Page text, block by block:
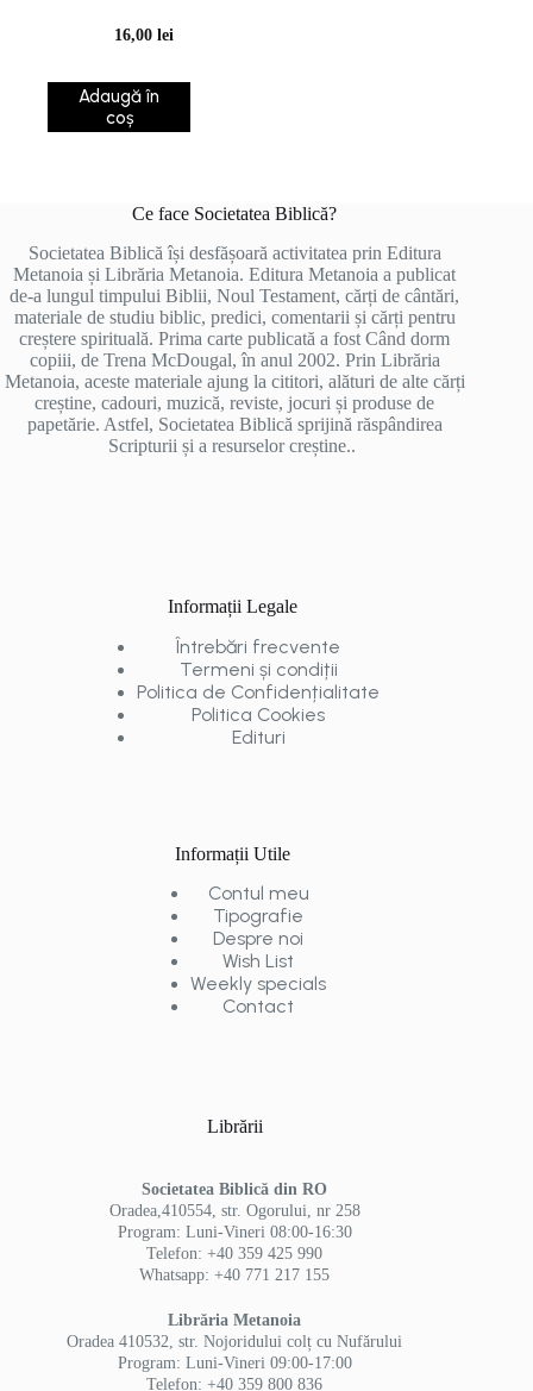
16,00lei
Adaugă în
coș
Ce face Societatea Biblică?
Societatea Biblică își desfășoară activitatea prin Editura
Metanoia și Librăria Metanoia. Editura Metanoia a publicat
de-a lungul timpului Biblii, Noul Testament, cărți de cântări,
materiale de studiu biblic, predici, comentarii și cărți pentru
creștere spirituală. Prima carte publicată a fost Când dorm
copiii, de Trena McDougal, în anul 2002. Prin Librăria
Metanoia, aceste materiale ajung la cititori, alături de alte cărți
creștine, cadouri, muzică, reviste, jocuri și produse de
papetărie. Astfel, Societatea Biblică sprijină răspândirea
Scripturii și a resurselor creștine..
Informații Legale
Întrebări frecvente
Termeni și condiții
Politica de Confidențialitate
Politica Cookies
Edituri
Informații Utile
Contul meu
Tipografie
Despre noi
Wish List
Weekly specials
Contact
Librării
Societatea Biblică din RO
Oradea,410554, str. Ogorului, nr 258
Program: Luni-Vineri 08:00-16:30
Telefon: +40 359 425 990
Whatsapp: +40 771 217 155
Librăria Metanoia
Oradea 410532, str. Nojoridului colț cu Nufărului
Program: Luni-Vineri 09:00-17:00
Telefon: +40 359 800 836